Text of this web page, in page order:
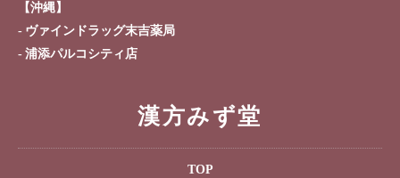
【沖縄】
ヴァインドラッグ末吉薬局
浦添パルコシティ店
漢方みず堂
TOP